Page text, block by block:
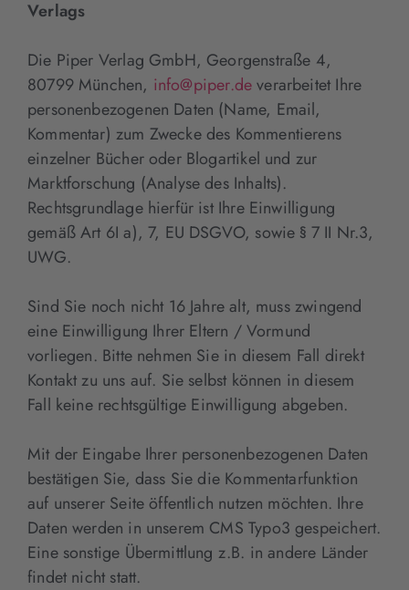
Verlags
Die Piper Verlag GmbH, Georgenstraße 4,
80799 München, info@piper.deverarbeitet Ihre
personenbezogenen Daten (Name, Email,
Kommentar) zum Zwecke des Kommentierens
einzelner Bücher oder Blogartikel und zur
Marktforschung (Analyse des Inhalts).
Rechtsgrundlage hierfür ist Ihre Einwilligung
gemäß Art 6I a), 7, EU DSGVO, sowie § 7 II Nr.3,
UWG.
Sind Sie noch nicht 16 Jahre alt, muss zwingend
eine Einwilligung Ihrer Eltern / Vormund
vorliegen. Bitte nehmen Sie in diesem Fall direkt
Kontakt zu uns auf. Sie selbst können in diesem
Fall keine rechtsgültige Einwilligung abgeben.
Mit der Eingabe Ihrer personenbezogenen Daten
bestätigen Sie, dass Sie die Kommentarfunktion
auf unserer Seite öffentlich nutzen möchten. Ihre
Daten werden in unserem CMS Typo3 gespeichert.
Eine sonstige Übermittlung z.B. in andere Länder
findet nicht statt.